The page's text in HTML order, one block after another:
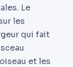
Le
les
qui fait
et les